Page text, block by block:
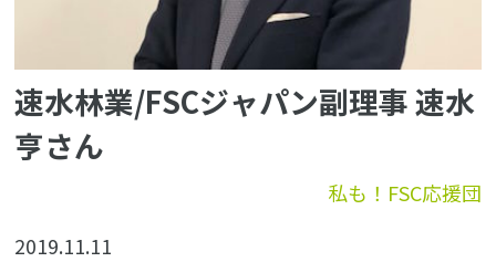
私も！FSC応援団
速水林業/FSCジャパン副理事 速水
亨さん
2019.11.11